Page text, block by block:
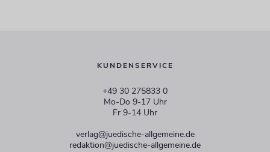
KUNDENSERVICE
+49 30 275833 0
Mo-Do 9-17 Uhr
Fr 9-14 Uhr
verlag@juedische-allgemeine.de
redaktion@juedische-allgemeine.de